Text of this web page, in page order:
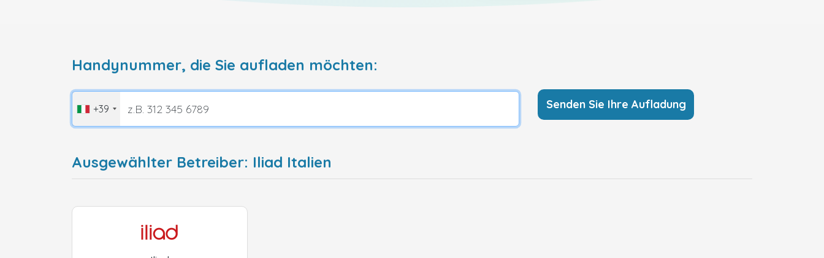
Handynummer, die Sie aufladen möchten:
+39 Senden Sie Ihre Aufladung
Ausgewählter Betreiber: Iliad Italien